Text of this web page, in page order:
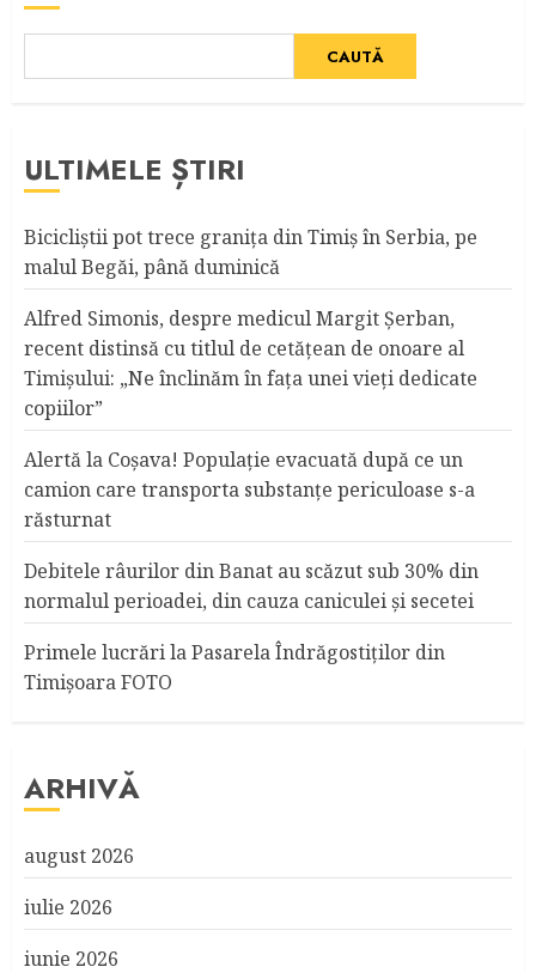
CAUTĂ
ULTIMELE ȘTIRI
Bicicliştii pot trece graniţa din Timiş în Serbia, pe
malul Begăi, până duminică
Alfred Simonis, despre medicul Margit Şerban,
recent distinsă cu titlul de cetățean de onoare al
Timişului: „Ne înclinăm în fața unei vieți dedicate
copiilor”
Alertă la Coşava! Populaţie evacuată după ce un
camion care transporta substanţe periculoase s-a
răsturnat
Debitele râurilor din Banat au scăzut sub 30% din
normalul perioadei, din cauza caniculei şi secetei
Primele lucrări la Pasarela Îndrăgostiţilor din
Timişoara FOTO
ARHIVĂ
august 2026
iulie 2026
iunie 2026